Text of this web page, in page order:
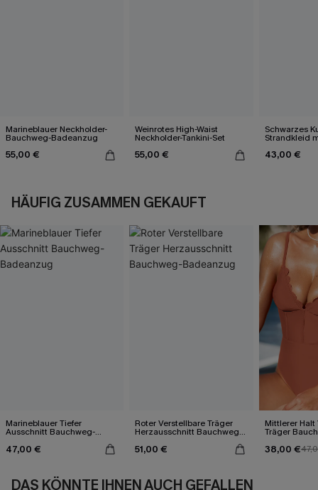
Marineblauer Neckholder-
Bauchweg-Badeanzug
55,00 €
Weinrotes High-Waist
Neckholder-Tankini-Set
55,00 €
Schwarzes
Strandkleid
43,00 €
HÄUFIG ZUSAMMEN GEKAUFT
Marineblauer Tiefer
Ausschnitt Bauchweg-
47,00 €
Roter Verstellbare Träger
Herzausschnitt Bauchweg-
51,00 €
Mittlerer Halt
Träger
38,00 €
DAS KÖNNTE IHNEN AUCH GEFALLEN